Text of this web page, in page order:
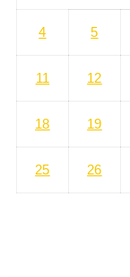
4 5
11 12
18 19
25 26